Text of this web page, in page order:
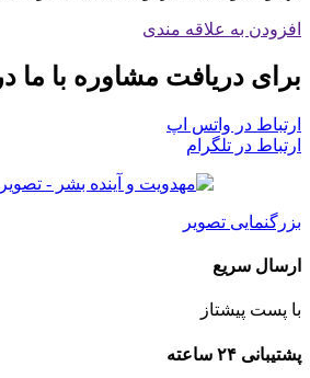
افزودن به علاقه مندی
برای دریافت مشاوره با ما
ارتباط در واتس اپ
ارتباط در تلگرام
بزرگنمایی تصویر
ارسال سریع
با پست پیشتاز
پشتیبانی ۲۴ ساعته